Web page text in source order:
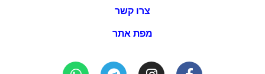
צרו קשר
מפת אתר